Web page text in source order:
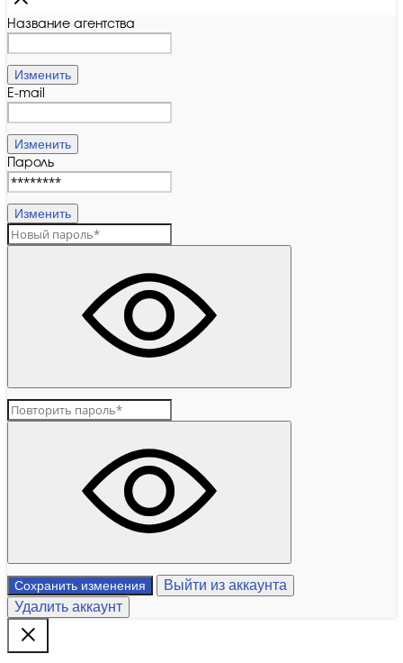
Название агентства
Изменить
E-mail
Изменить
Пароль
Изменить
Сохранить изменения
Выйти из аккаунта
Удалить аккаунт